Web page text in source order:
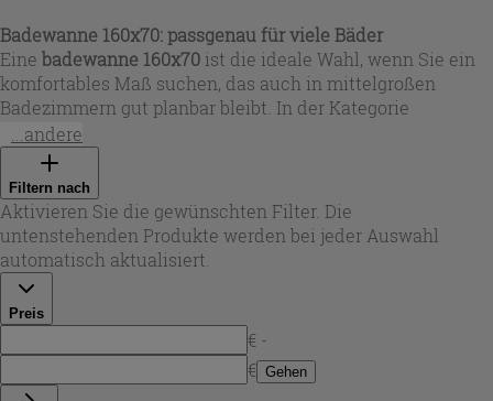
Badewanne 160x70: passgenau für viele Bäder
Eine badewanne 160x70 ist die ideale Wahl, wenn Sie ein
komfortables Maß suchen, das auch in mittelgroßen
Badezimmern gut planbar bleibt. In der Kategorie
Badewannen 160x70
in Weiß, passend für moderne Badkonzepte und klare
Linien. Die Varianten decken unterschiedliche
Einbausituationen ab: als reine Einbauwanne für den
Wannenunterbau oder als Lösung mit
Verkleidungselementen, wenn Sie schneller zu einer
fertigen Optik kommen möchten. Bei Iperceramica wählen
Finish.
...andere
Filtern nach
Aktivieren Sie die gewünschten Filter. Die
untenstehenden Produkte werden bei jeder Auswahl
automatisch aktualisiert.
Preis
€ -
€ Gehen